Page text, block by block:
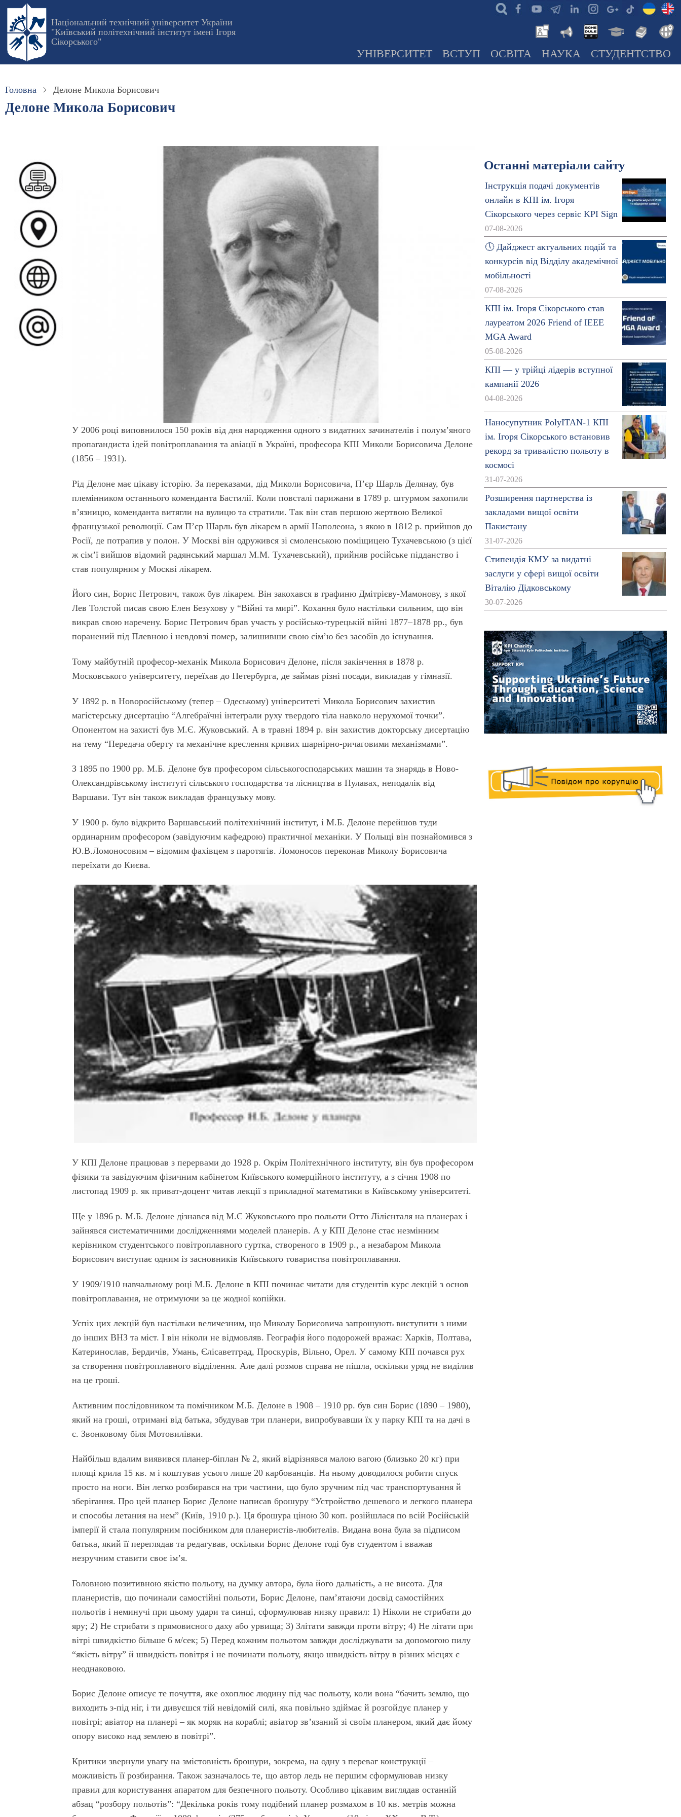
Перейти
основного
вмісту
Національний технічний університет України
"Київський політехнічний інститут імені Ігоря
Сікорського"
УНІВЕРСИТЕТ ВСТУП ОСВІТА НАУКА СТУДЕНТСТВО
Головна Делоне Микола Борисович
Делоне Микола Борисович
У 2006 році виповнилося 150 років від дня народження одного з видатних зачинателів і полум’яного
пропагандиста ідей повітроплавання та авіації в Україні, професора КПІ Миколи Борисовича Делоне
(1856 – 1931).
Рід Делоне має цікаву історію. За переказами, дід Миколи Борисовича, П’єр Шарль Делянау, був
племінником останнього коменданта Бастилії. Коли повсталі парижани в 1789 р. штурмом захопили
в’язницю, коменданта витягли на вулицю та стратили. Так він став першою жертвою Великої
французької революції. Сам П’єр Шарль був лікарем в армії Наполеона, з якою в 1812 р. прийшов до
Росії, де потрапив у полон. У Москві він одружився зі смоленською поміщицею Тухачевською (з цієї
ж сім’ї вийшов відомий радянський маршал М.М. Тухачевський), прийняв російське підданство і
став популярним у Москві лікарем.
Його син, Борис Петрович, також був лікарем. Він закохався в графиню Дмітрієву-Мамонову, з якої
Лев Толстой писав свою Елен Безухову у “Війні та мирі”. Кохання було настільки сильним, що він
викрав свою наречену. Борис Петрович брав участь у російсько-турецькій війні 1877–1878 рр., був
поранений під Плевною і невдовзі помер, залишивши свою сім’ю без засобів до існування.
Тому майбутній професор-механік Микола Борисович Делоне, після закінчення в 1878 р.
Московського університету, переїхав до Петербурга, де займав різні посади, викладав у гімназії.
У 1892 р. в Новоросійському (тепер – Одеському) університеті Микола Борисович захистив
магістерську дисертацію “Алгебраїчні інтеграли руху твердого тіла навколо нерухомої точки”.
Опонентом на захисті був М.Є. Жуковський. А в травні 1894 р. він захистив докторську дисертацію
на тему “Передача оберту та механічне креслення кривих шарнірно-ричаговими механізмами”.
З 1895 по 1900 рр. М.Б. Делоне був професором сільськогосподарських машин та знарядь в Ново-
Олександрівському інституті сільського господарства та лісництва в Пулавах, неподалік від
Варшави. Тут він також викладав французьку мову.
У 1900 р. було відкрито Варшавський політехнічний інститут, і М.Б. Делоне перейшов туди
ординарним професором (завідуючим кафедрою) практичної механіки. У Польщі він познайомився з
Ю.В.Ломоносовим – відомим фахівцем з паротягів. Ломоносов переконав Миколу Борисовича
переїхати до Києва.
У КПІ Делоне працював з перервами до 1928 р. Окрім Політехнічного інституту, він був професором
фізики та завідуючим фізичним кабінетом Київського комерційного інституту, а з січня 1908 по
листопад 1909 р. як приват-доцент читав лекції з прикладної математики в Київському університеті.
Ще у 1896 р. М.Б. Делоне дізнався від М.Є Жуковського про польоти Отто Лілієнталя на планерах і
зайнявся систематичними дослідженнями моделей планерів. А у КПІ Делоне стає незмінним
керівником студентського повітроплавного гуртка, створеного в 1909 р., а незабаром Микола
Борисович виступає одним із засновників Київського товариства повітроплавання.
У 1909/1910 навчальному році М.Б. Делоне в КПІ починає читати для студентів курс лекцій з основ
повітроплавання, не отримуючи за це жодної копійки.
Успіх цих лекцій був настільки величезним, що Миколу Борисовича запрошують виступити з ними
до інших ВНЗ та міст. І він ніколи не відмовляв. Географія його подорожей вражає: Харків, Полтава,
Катеринослав, Бердичів, Умань, Єлісаветград, Проскурів, Вільно, Орел. У самому КПІ почався рух
за створення повітроплавного відділення. Але далі розмов справа не пішла, оскільки уряд не виділив
на це гроші.
Активним послідовником та помічником М.Б. Делоне в 1908 – 1910 рр. був син Борис (1890 – 1980),
який на гроші, отримані від батька, збудував три планери, випробувавши їх у парку КПІ та на дачі в
с. Звонковому біля Мотовилівки.
Найбільш вдалим виявився планер-біплан № 2, який відрізнявся малою вагою (близько 20 кг) при
площі крила 15 кв. м і коштував усього лише 20 карбованців. На ньому доводилося робити спуск
просто на ноги. Він легко розбирався на три частини, що було зручним під час транспортування й
зберігання. Про цей планер Борис Делоне написав брошуру “Устройство дешевого и легкого планера
и способы летания на нем” (Київ, 1910 р.). Ця брошура ціною 30 коп. розійшлася по всій Російській
імперії й стала популярним посібником для планеристів-любителів. Видана вона була за підписом
батька, який її переглядав та редагував, оскільки Борис Делоне тоді був студентом і вважав
незручним ставити своє ім’я.
Головною позитивною якістю польоту, на думку автора, була його дальність, а не висота. Для
планеристів, що починали самостійні польоти, Борис Делоне, пам’ятаючи досвід самостійних
польотів і неминучі при цьому удари та синці, сформулював низку правил: 1) Ніколи не стрибати до
яру; 2) Не стрибати з прямовисного даху або урвища; 3) Злітати завжди проти вітру; 4) Не літати при
вітрі швидкістю більше 6 м/сек; 5) Перед кожним польотом завжди досліджувати за допомогою пилу
“якість вітру” й швидкість повітря і не починати польоту, якщо швидкість вітру в різних місцях є
неоднаковою.
Борис Делоне описує те почуття, яке охоплює людину під час польоту, коли вона “бачить землю, що
виходить з-під ніг, і ти дивуєшся тій невідомій силі, яка повільно здіймає й розгойдує планер у
повітрі; авіатор на планері – як моряк на кораблі; авіатор зв’язаний зі своїм планером, який дає йому
опору високо над землею в повітрі”.
Критики звернули увагу на змістовність брошури, зокрема, на одну з переваг конструкції –
можливість її розбирання. Також зазначалось те, що автор ледь не першим сформулював низку
правил для користування апаратом для безпечного польоту. Особливо цікавим виглядав останній
абзац “розбору польотів”: “Декілька років тому подібний планер розмахом в 10 кв. метрів можна
Останні матеріали сайту
Інструкція подачі документів
онлайн в КПІ ім. Ігоря
Сікорського через сервіс KPI Sign
07-08-2026
🕔 Дайджест актуальних подій та
конкурсів від Відділу академічної
мобільності
07-08-2026
КПІ ім. Ігоря Сікорського став
лауреатом 2026 Friend of IEEE
MGA Award
05-08-2026
КПІ — у трійці лідерів вступної
кампанії 2026
04-08-2026
Наносупутник PolyITAN-1 КПІ
ім. Ігоря Сікорського встановив
рекорд за тривалістю польоту в
космосі
31-07-2026
Розширення партнерства із
закладами вищої освіти
Пакистану
31-07-2026
Стипендія КМУ за видатні
заслуги у сфері вищої освіти
Віталію Дідковському
30-07-2026